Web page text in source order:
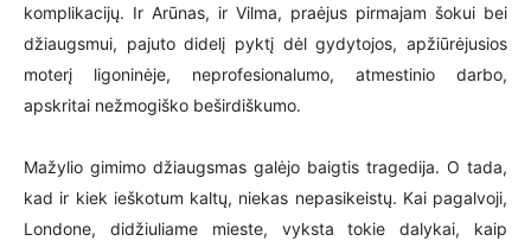
komplikacijų. Ir Arūnas, ir Vilma, praėjus pirmajam šokui bei
džiaugsmui, pajuto didelį pyktį dėl gydytojos, apžiūrėjusios
moterį ligoninėje, neprofesionalumo, atmestinio darbo,
apskritai nežmogiško beširdiškumo.
Mažylio gimimo džiaugsmas galėjo baigtis tragedija. O tada,
kad ir kiek ieškotum kaltų, niekas nepasikeistų. Kai pagalvoji,
Londone, didžiuliame mieste, vyksta tokie dalykai, kaip